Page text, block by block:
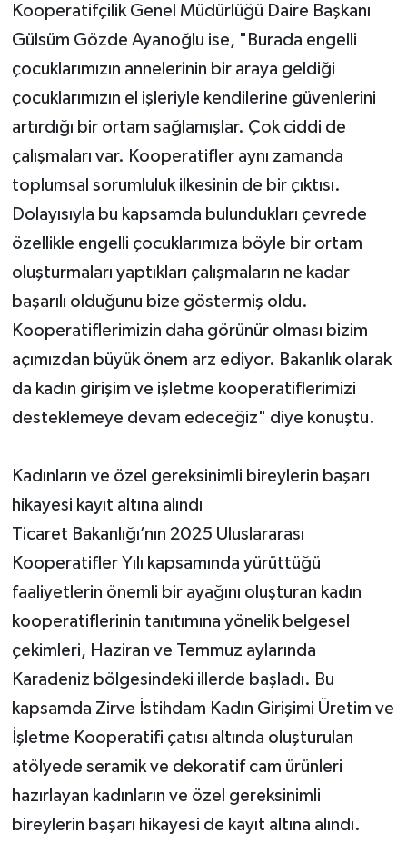
Kooperatifçilik Genel Müdürlüğü Daire Başkanı
Gülsüm Gözde Ayanoğlu ise, "Burada engelli
çocuklarımızın annelerinin bir araya geldiği
çocuklarımızın el işleriyle kendilerine güvenlerini
artırdığı bir ortam sağlamışlar. Çok ciddi de
çalışmaları var. Kooperatifler aynı zamanda
toplumsal sorumluluk ilkesinin de bir çıktısı.
Dolayısıyla bu kapsamda bulundukları çevrede
özellikle engelli çocuklarımıza böyle bir ortam
oluşturmaları yaptıkları çalışmaların ne kadar
başarılı olduğunu bize göstermiş oldu.
Kooperatiflerimizin daha görünür olması bizim
açımızdan büyük önem arz ediyor. Bakanlık olarak
da kadın girişim ve işletme kooperatiflerimizi
desteklemeye devam edeceğiz" diye konuştu.
Kadınların ve özel gereksinimli bireylerin başarı
hikayesi kayıt altına alındı
Ticaret Bakanlığı’nın 2025 Uluslararası
Kooperatifler Yılı kapsamında yürüttüğü
faaliyetlerin önemli bir ayağını oluşturan kadın
kooperatiflerinin tanıtımına yönelik belgesel
çekimleri, Haziran ve Temmuz aylarında
Karadeniz bölgesindeki illerde başladı. Bu
kapsamda Zirve İstihdam Kadın Girişimi Üretim ve
İşletme Kooperatifi çatısı altında oluşturulan
atölyede seramik ve dekoratif cam ürünleri
hazırlayan kadınların ve özel gereksinimli
bireylerin başarı hikayesi de kayıt altına alındı.